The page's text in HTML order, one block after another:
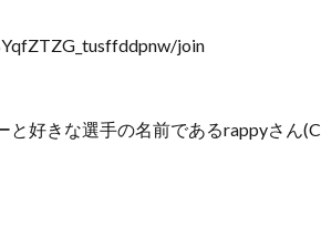
join
好きな選手の名前であるrappyさん